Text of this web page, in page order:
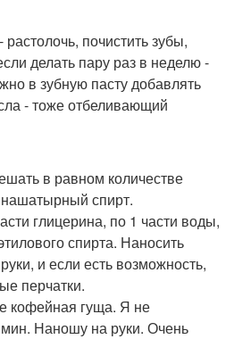
почистить зубы,
делать пару раз в неделю -
в зубную пасту добавлять
- тоже отбеливающий
в равном количестве
нашатырный спирт.
глицерина, по 1 части воды,
спирта. Наносить
и если есть возможность,
перчатки.
кофейная гуща. Я не
Наношу на руки. Очень